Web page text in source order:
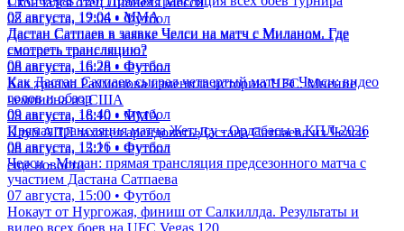
08 августа, 17:06 • Футбол
Дастан Сатпаев в заявке Челси на матч с Миланом. Где
смотреть трансляцию?
08 августа, 16:28 • Футбол
Как травма Рахмонова изменила историю UFC. Мнение
чемпиона из США
08 августа, 16:10 • ММА
Клуб АПЛ захотел арендовать Дастана Сатпаева из Челси
08 августа, 15:21 • Футбол
еще новости
07 августа, 19:04 • ММА
Дастан Сатпаев в заявке Челси на матч с Миланом. Где
смотреть трансляцию?
08 августа, 16:28 • Футбол
Как Дастан Сатпаев сыграл четвертый матч за Челси: видео
голов и обзор
09 августа, 18:40 • Футбол
Прямая трансляция матча Жетысу - Ордабасы в КПЛ-2026
08 августа, 12:16 • Футбол
Челси - Милан: прямая трансляция предсезонного матча с
участием Дастана Сатпаева
07 августа, 15:00 • Футбол
Нокаут от Нургожая, финиш от Салкиллда. Результаты и
видео всех боев на UFC Vegas 120